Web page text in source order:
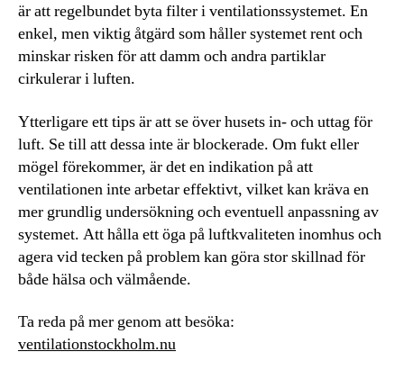
är att regelbundet byta filter i ventilationssystemet. En
enkel, men viktig åtgärd som håller systemet rent och
minskar risken för att damm och andra partiklar
cirkulerar i luften.
Ytterligare ett tips är att se över husets in- och uttag för
luft. Se till att dessa inte är blockerade. Om fukt eller
mögel förekommer, är det en indikation på att
ventilationen inte arbetar effektivt, vilket kan kräva en
mer grundlig undersökning och eventuell anpassning av
systemet. Att hålla ett öga på luftkvaliteten inomhus och
agera vid tecken på problem kan göra stor skillnad för
både hälsa och välmående.
Ta reda på mer genom att besöka:
ventilationstockholm.nu